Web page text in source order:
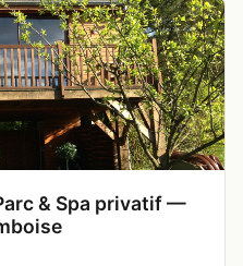
& Spa privatif —